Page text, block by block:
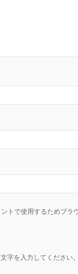
トで使用するためブラ
字を入力してください。